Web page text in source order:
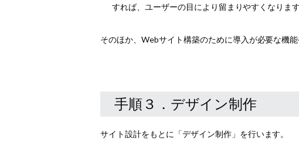
すれば、ユーザーの目により留まりやすくなります
そのほか、Webサイト構築のために導入が必要な機
手順３．デザイン制作
サイト設計をもとに「デザイン制作」を行います。